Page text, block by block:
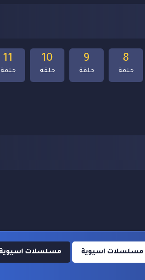
11
حلقة
10
حلقة
9
حلقة
8
حلقة
مسلسلات اسيوية مسلسلات اسيوية